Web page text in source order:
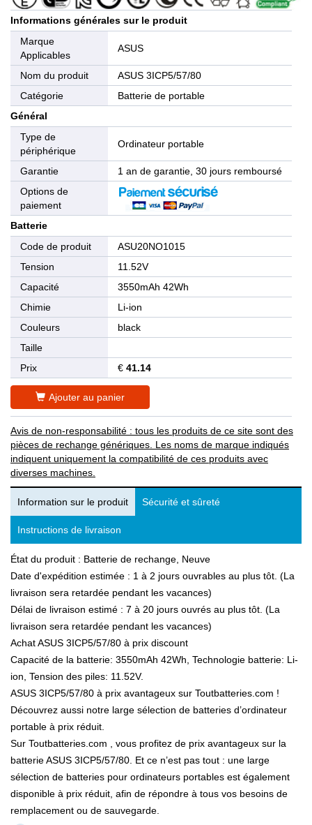
Informations générales sur le produit
Marque
Applicables
ASUS
Nom du produit
ASUS 3ICP5/57/80
Catégorie
Batterie de portable
Général
Type de
périphérique
Ordinateur portable
Garantie
1 an de garantie, 30 jours remboursé
Options de
paiement
Batterie
Code de produit
ASU20NO1015
Tension
11.52V
Capacité
3550mAh 42Wh
Chimie
Li-ion
Couleurs
black
Taille
Prix
€ 41.14
Ajouter au panier
Avis de non-responsabilité : tous les produits de ce site sont des
pièces de rechange génériques. Les noms de marque indiqués
indiquent uniquement la compatibilité de ces produits avec
diverses machines.
Information sur le produit Sécurité et sûreté
Instructions de livraison
État du produit : Batterie de rechange, Neuve
Date d'expédition estimée : 1 à 2 jours ouvrables au plus tôt. (La
livraison sera retardée pendant les vacances)
Délai de livraison estimé : 7 à 20 jours ouvrés au plus tôt. (La
livraison sera retardée pendant les vacances)
Achat ASUS 3ICP5/57/80 à prix discount
Capacité de la batterie: 3550mAh 42Wh, Technologie batterie: Li-
ion, Tension des piles: 11.52V.
ASUS 3ICP5/57/80 à prix avantageux sur Toutbatteries.com !
Découvrez aussi notre large sélection de batteries d’ordinateur
portable à prix réduit.
Sur Toutbatteries.com , vous profitez de prix avantageux sur la
batterie ASUS 3ICP5/57/80. Et ce n’est pas tout : une large
sélection de batteries pour ordinateurs portables est également
disponible à prix réduit, afin de répondre à tous vos besoins de
remplacement ou de sauvegarde.